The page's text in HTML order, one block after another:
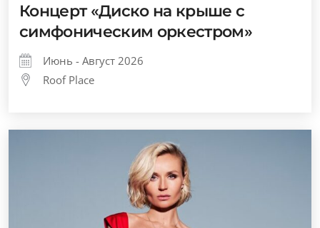
Концерт «Диско на крыше с
симфоническим оркестром»
Июнь - Август 2026
Roof Place